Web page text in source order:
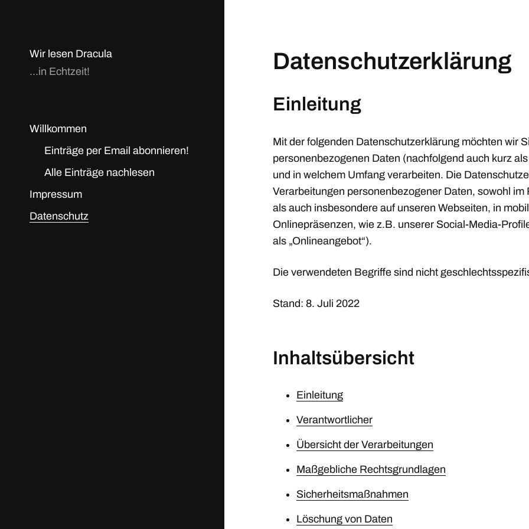
Wir lesen Dracula
...in Echtzeit!
Willkommen
Einträge per Email abonnieren!
Alle Einträge nachlesen
Impressum
Datenschutz
Datenschutzerklärung
Einleitung
Mit der folgenden Datenschutzerklärung möchten wir
personenbezogenen Daten (nachfolgend auch kurz
und in welchem Umfang verarbeiten. Die
Verarbeitungen personenbezogener Daten, sowohl
als auch insbesondere auf unseren Webseiten, in
Onlinepräsenzen, wie z.B. unserer Social-Media-
als „Onlineangebot“).
Die verwendeten Begriffe sind nicht
Stand: 8. Juli 2022
Inhaltsübersicht
Einleitung
Verantwortlicher
Übersicht der Verarbeitungen
Maßgebliche Rechtsgrundlagen
Sicherheitsmaßnahmen
Löschung von Daten